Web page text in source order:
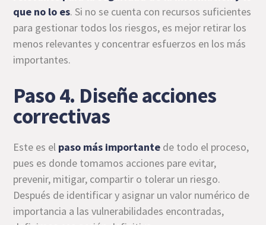
que no lo es. Si no se cuenta con recursos suficientes
para gestionar todos los riesgos, es mejor retirar los
menos relevantes y concentrar esfuerzos en los más
importantes.
Paso 4. Diseñe acciones
correctivas
Este es el paso más importante de todo el proceso,
pues es donde tomamos acciones pare evitar,
prevenir, mitigar, compartir o tolerar un riesgo.
Después de identificar y asignar un valor numérico de
importancia a las vulnerabilidades encontradas,